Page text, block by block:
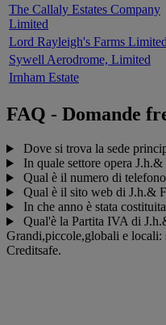
The Callaly Estates Company
Limited
Lord Rayleigh's Farms
Sywell Aerodrome, Limited
Irnham Estate
FAQ - Domande
Dove si trova la sede
In quale settore opera
Qual è il numero di
Qual è il sito web di J.h.&
In che anno è stata
Qual'è la Partita IVA di
Grandi,piccole,globali e locali:
Creditsafe.